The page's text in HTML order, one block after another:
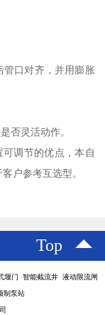
管口对齐，并用膨胀
否灵活动作。
调节的优点，本自
户参考互选型。
Top
堰门 智能截流井 液动限流闸
制泵站